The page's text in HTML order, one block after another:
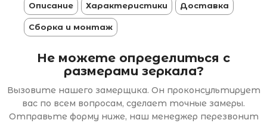
Описание Характеристики Доставка
Сборка и монтаж
Не можете определиться с
размерами зеркала?
Вызовите нашего замерщика. Он проконсультирует
вас по всем вопросам, сделает точные замеры.
Отправьте форму ниже, наш менеджер перезвонит